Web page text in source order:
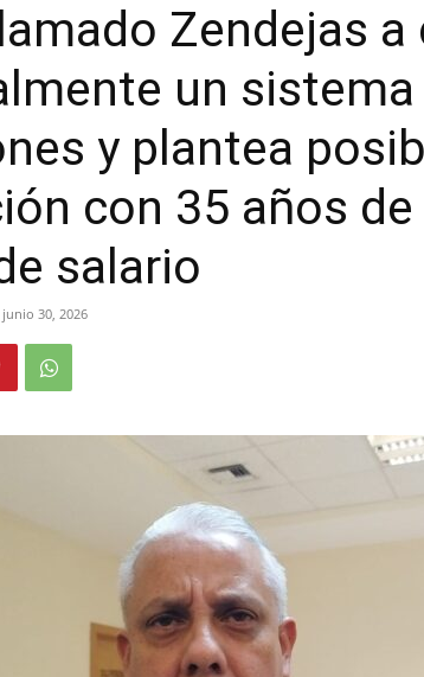
Zendejas
un
y plantea
con 35 años
salario
junio 30, 2026